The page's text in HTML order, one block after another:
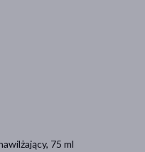
75 ml